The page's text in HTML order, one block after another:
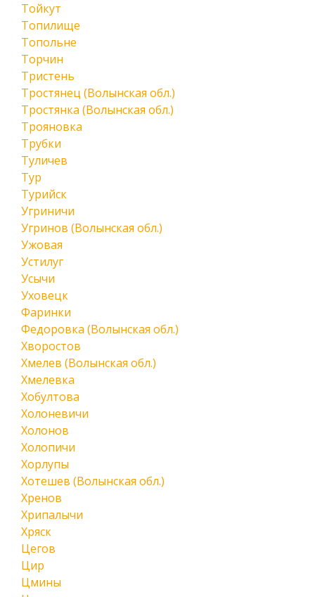
Тойкут
Топилище
Топольне
Торчин
Тристень
Тростянец (Волынская обл.)
Тростянка (Волынская обл.)
Трояновка
Трубки
Туличев
Тур
Турийск
Угриничи
Угринов (Волынская обл.)
Ужовая
Устилуг
Усычи
Уховецк
Фаринки
Федоровка (Волынская обл.)
Хворостов
Хмелев (Волынская обл.)
Хмелевка
Хобултова
Холоневичи
Холонов
Холопичи
Хорлупы
Хотешев (Волынская обл.)
Хренов
Хрипалычи
Хряск
Цегов
Цир
Цмины